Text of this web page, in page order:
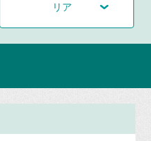
リア